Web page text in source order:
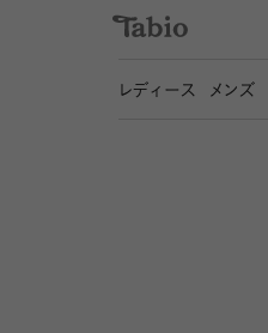
レディース メンズ